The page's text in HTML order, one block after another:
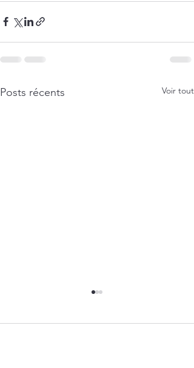
Posts récents Voir tout